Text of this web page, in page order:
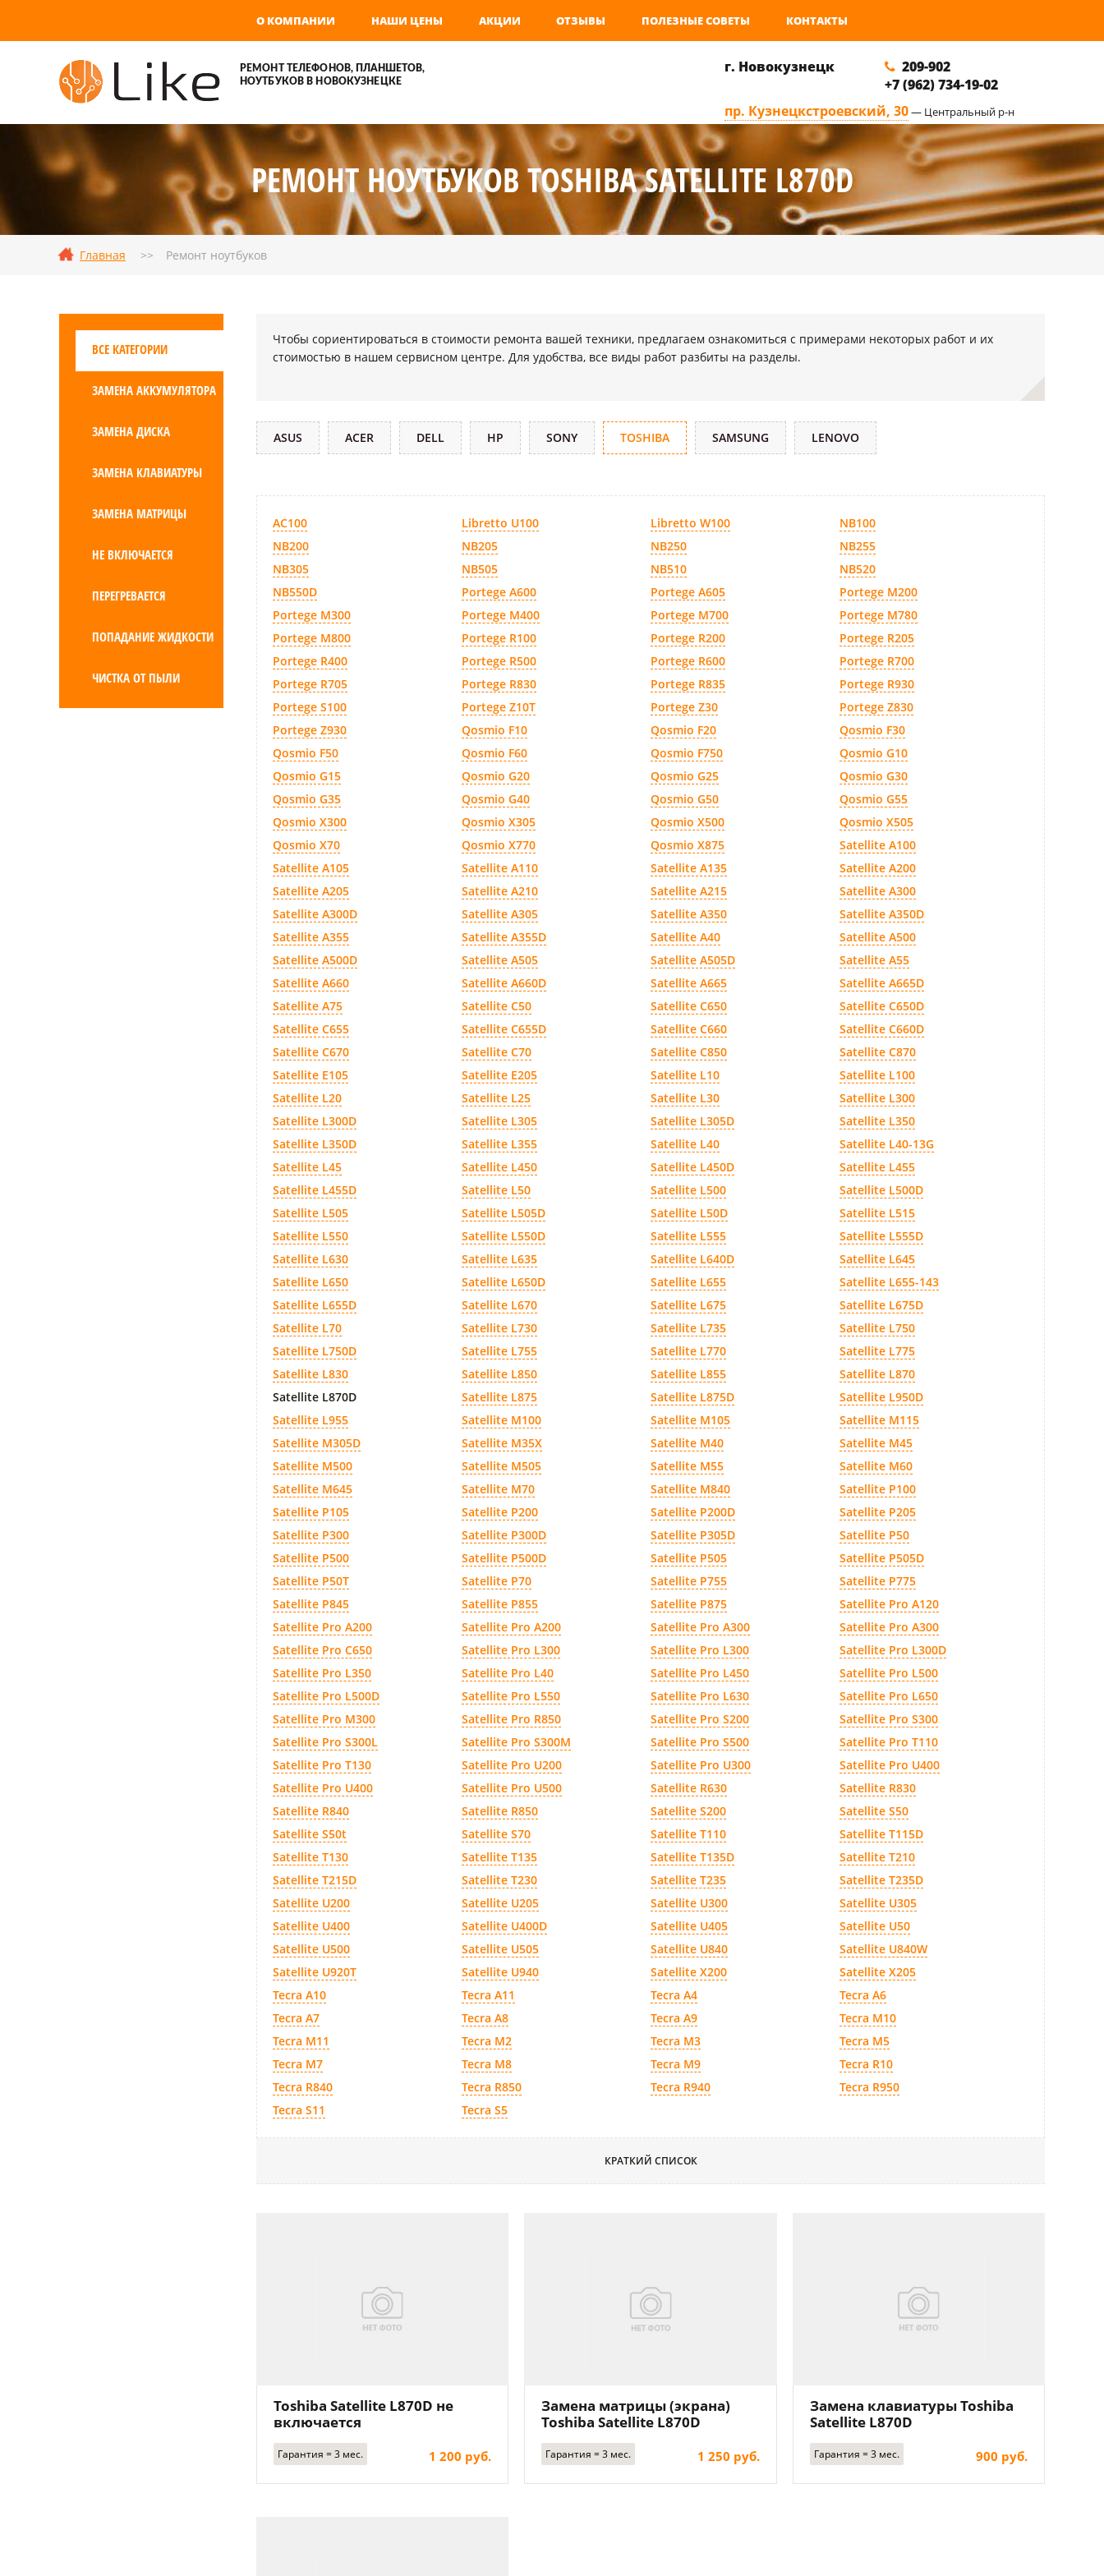
О КОМПАНИИ НАШИ ЦЕНЫ АКЦИИ ОТЗЫВЫ ПОЛЕЗНЫЕ СОВЕТЫ КОНТАКТЫ
РЕМОНТ ТЕЛЕФОНОВ, ПЛАНШЕТОВ,
НОУТБУКОВ В НОВОКУЗНЕЦКЕ
г. Новокузнецк
209-902
+7 (962) 734-19-02
пр. Кузнецкстроевский, 30— Центральный р-н
РЕМОНТ НОУТБУКОВ TOSHIBA SATELLITE L870D
Главная Ремонт ноутбуков
ВСЕ КАТЕГОРИИ
ЗАМЕНА АККУМУЛЯТОРА
ЗАМЕНА ДИСКА
ЗАМЕНА КЛАВИАТУРЫ
ЗАМЕНА МАТРИЦЫ
НЕ ВКЛЮЧАЕТСЯ
ПЕРЕГРЕВАЕТСЯ
ПОПАДАНИЕ ЖИДКОСТИ
ЧИСТКА ОТ ПЫЛИ
Чтобы сориентироваться в стоимости ремонта вашей техники, предлагаем ознакомиться с примерами некоторых работ и их
стоимостью в нашем сервисном центре. Для удобства, все виды работ разбиты на разделы.
ASUS ACER DELL HP SONY TOSHIBA SAMSUNG LENOVO
AC100 Libretto U100 Libretto W100
NB100
NB200
NB205 NB250
NB255
NB305
NB505 NB510
NB520
NB550D
Portege A600 Portege A605
Portege M200
Portege M300
Portege M400 Portege M700
Portege M780
Portege M800
Portege R100 Portege R200
Portege R205
Portege R400
Portege R500 Portege R600
Portege R700
Portege R705
Portege R830 Portege R835
Portege R930
Portege S100
Portege Z10T Portege Z30
Portege Z830
Portege Z930
Qosmio F10 Qosmio F20
Qosmio F30
Qosmio F50
Qosmio F60 Qosmio F750
Qosmio G10
Qosmio G15
Qosmio G20 Qosmio G25
Qosmio G30
Qosmio G35
Qosmio G40 Qosmio G50
Qosmio G55
Qosmio X300
Qosmio X305 Qosmio X500
Qosmio X505
Qosmio X70
Qosmio X770 Qosmio X875
Satellite A100
Satellite A105
Satellite A110 Satellite A135
Satellite A200
Satellite A205
Satellite A210 Satellite A215
Satellite A300
Satellite A300D
Satellite A305 Satellite A350
Satellite A350D
Satellite A355
Satellite A355D Satellite A40
Satellite A500
Satellite A500D
Satellite A505 Satellite A505D
Satellite A55
Satellite A660
Satellite A660D Satellite A665
Satellite A665D
Satellite A75
Satellite C50 Satellite C650
Satellite C650D
Satellite C655
Satellite C655D Satellite C660
Satellite C660D
Satellite C670
Satellite C70 Satellite C850
Satellite C870
Satellite E105
Satellite E205 Satellite L10
Satellite L100
Satellite L20
Satellite L25 Satellite L30
Satellite L300
Satellite L300D
Satellite L305 Satellite L305D
Satellite L350
Satellite L350D
Satellite L355 Satellite L40
Satellite L40-13G
Satellite L45
Satellite L450 Satellite L450D
Satellite L455
Satellite L455D
Satellite L50 Satellite L500
Satellite L500D
Satellite L505
Satellite L505D Satellite L50D
Satellite L515
Satellite L550
Satellite L550D Satellite L555
Satellite L555D
Satellite L630
Satellite L635 Satellite L640D
Satellite L645
Satellite L650
Satellite L650D Satellite L655
Satellite L655-143
Satellite L655D
Satellite L670 Satellite L675
Satellite L675D
Satellite L70
Satellite L730 Satellite L735
Satellite L750
Satellite L750D
Satellite L755 Satellite L770
Satellite L775
Satellite L830
Satellite L850 Satellite L855
Satellite L870
Satellite L870D
Satellite L875 Satellite L875D
Satellite L950D
Satellite L955
Satellite M100 Satellite M105
Satellite M115
Satellite M305D
Satellite M35X Satellite M40
Satellite M45
Satellite M500
Satellite M505 Satellite M55
Satellite M60
Satellite M645
Satellite M70 Satellite M840
Satellite P100
Satellite P105
Satellite P200 Satellite P200D
Satellite P205
Satellite P300
Satellite P300D Satellite P305D
Satellite P50
Satellite P500
Satellite P500D Satellite P505
Satellite P505D
Satellite P50T
Satellite P70 Satellite P755
Satellite P775
Satellite P845
Satellite P855 Satellite P875
Satellite Pro A120
Satellite Pro A200
Satellite Pro A200 Satellite Pro A300
Satellite Pro A300
Satellite Pro C650
Satellite Pro L300 Satellite Pro L300
Satellite Pro L300D
Satellite Pro L350
Satellite Pro L40 Satellite Pro L450
Satellite Pro L500
Satellite Pro L500D
Satellite Pro L550 Satellite Pro L630
Satellite Pro L650
Satellite Pro M300
Satellite Pro R850 Satellite Pro S200
Satellite Pro S300
Satellite Pro S300L
Satellite Pro S300M Satellite Pro S500
Satellite Pro T110
Satellite Pro T130
Satellite Pro U200 Satellite Pro U300
Satellite Pro U400
Satellite Pro U400
Satellite Pro U500 Satellite R630
Satellite R830
Satellite R840
Satellite R850 Satellite S200
Satellite S50
Satellite S50t
Satellite S70 Satellite T110
Satellite T115D
Satellite T130
Satellite T135 Satellite T135D
Satellite T210
Satellite T215D
Satellite T230 Satellite T235
Satellite T235D
Satellite U200
Satellite U205 Satellite U300
Satellite U305
Satellite U400
Satellite U400D Satellite U405
Satellite U50
Satellite U500
Satellite U505 Satellite U840
Satellite U840W
Satellite U920T
Satellite U940 Satellite X200
Satellite X205
Tecra A10
Tecra A11 Tecra A4
Tecra A6
Tecra A7
Tecra A8 Tecra A9
Tecra M10
Tecra M11
Tecra M2 Tecra M3
Tecra M5
Tecra M7
Tecra M8 Tecra M9
Tecra R10
Tecra R840
Tecra R850 Tecra R940
Tecra R950
Tecra S11
Tecra S5
КРАТКИЙ СПИСОК
Toshiba Satellite L870D не
включается
Гарантия = 3 мес. 1 200 руб.
Замена матрицы (экрана)
Toshiba Satellite L870D
Гарантия = 3 мес. 1 250 руб.
Замена клавиатуры Toshiba
Satellite L870D
Гарантия = 3 мес. 900 руб.